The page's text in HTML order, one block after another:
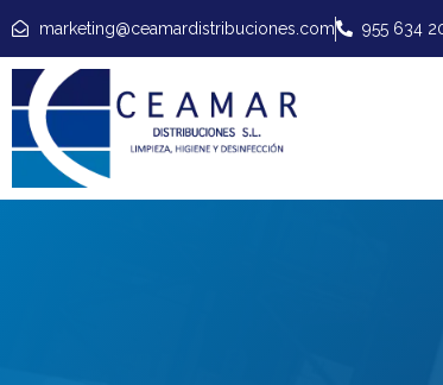
marketing@ceamardistribuciones.com 955 634